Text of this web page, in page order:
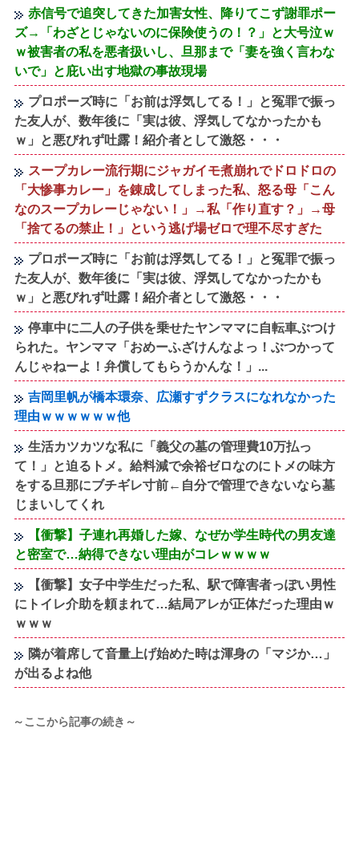
赤信号で追突してきた加害女性、降りてこず謝罪ポー
ズ→「わざとじゃないのに保険使うの！？」と大号泣ｗ
ｗ被害者の私を悪者扱いし、旦那まで「妻を強く言わな
いで」と庇い出す地獄の事故現場
プロポーズ時に「お前は浮気してる！」と冤罪で振っ
た友人が、数年後に「実は彼、浮気してなかったかも
ｗ」と悪びれず吐露！紹介者として激怒・・・
スープカレー流行期にジャガイモ煮崩れでドロドロの
「大惨事カレー」を錬成してしまった私、怒る母「こん
なのスープカレーじゃない！」→私「作り直す？」→母
「捨てるの禁止！」という逃げ場ゼロで理不尽すぎた
プロポーズ時に「お前は浮気してる！」と冤罪で振っ
た友人が、数年後に「実は彼、浮気してなかったかも
ｗ」と悪びれず吐露！紹介者として激怒・・・
停車中に二人の子供を乗せたヤンママに自転車ぶつけ
られた。ヤンママ「おめーふざけんなよっ！ぶつかって
んじゃねーよ！弁償してもらうかんな！」...
吉岡里帆が橋本環奈、広瀬すずクラスになれなかった
理由ｗｗｗｗｗｗ他
生活カツカツな私に「義父の墓の管理費10万払っ
て！」と迫るトメ。給料減で余裕ゼロなのにトメの味方
をする旦那にブチギレ寸前←自分で管理できないなら墓
じまいしてくれ
【衝撃】子連れ再婚した嫁、なぜか学生時代の男友達
と密室で…納得できない理由がコレｗｗｗｗ
【衝撃】女子中学生だった私、駅で障害者っぽい男性
にトイレ介助を頼まれて…結局アレが正体だった理由ｗ
ｗｗｗ
隣が着席して音量上げ始めた時は渾身の「マジか…」
が出るよね他
～ここから記事の続き～